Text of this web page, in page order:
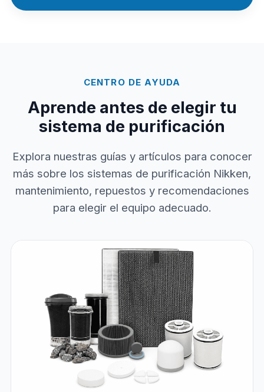
CENTRO DE AYUDA
Aprende antes de elegir tu
sistema de purificación
Explora nuestras guías y artículos para conocer
más sobre los sistemas de purificación Nikken,
mantenimiento, repuestos y recomendaciones
para elegir el equipo adecuado.